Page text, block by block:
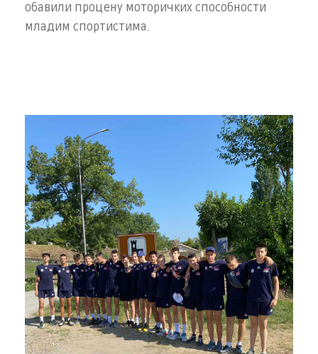
обавили процену моторичких способности
младим спортистима.